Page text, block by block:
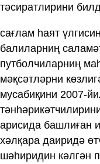
тәсиратлирини
сағлам һаят
балиларниң
путболчиларниң
мәқсәтләрни
мусабиқини 2007-
арисида башлиған
хәлқара даиридә
шәһиридин кәлгән